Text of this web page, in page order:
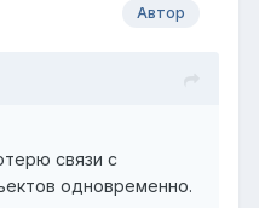
Автор
связи с
одновременно.